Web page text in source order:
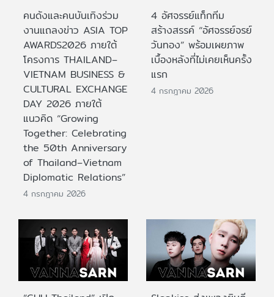
คนดังและคนบันเทิงร่วม
งานแถลงข่าว ASIA TOP
AWARDS2026 ภายใต้
โครงการ THAILAND–
VIETNAM BUSINESS &
CULTURAL EXCHANGE
DAY 2026 ภายใต้
แนวคิด “Growing
Together: Celebrating
the 50th Anniversary
of Thailand–Vietnam
Diplomatic Relations”
4 กรกฎาคม 2026
4 อัศจรรย์แท็กทีม
สร้างสรรค์ “อัศจรรย์จรย์
วันทอง” พร้อมเผยภาพ
เบื้องหลังที่ไม่เคยเห็นครั้ง
แรก
4 กรกฎาคม 2026